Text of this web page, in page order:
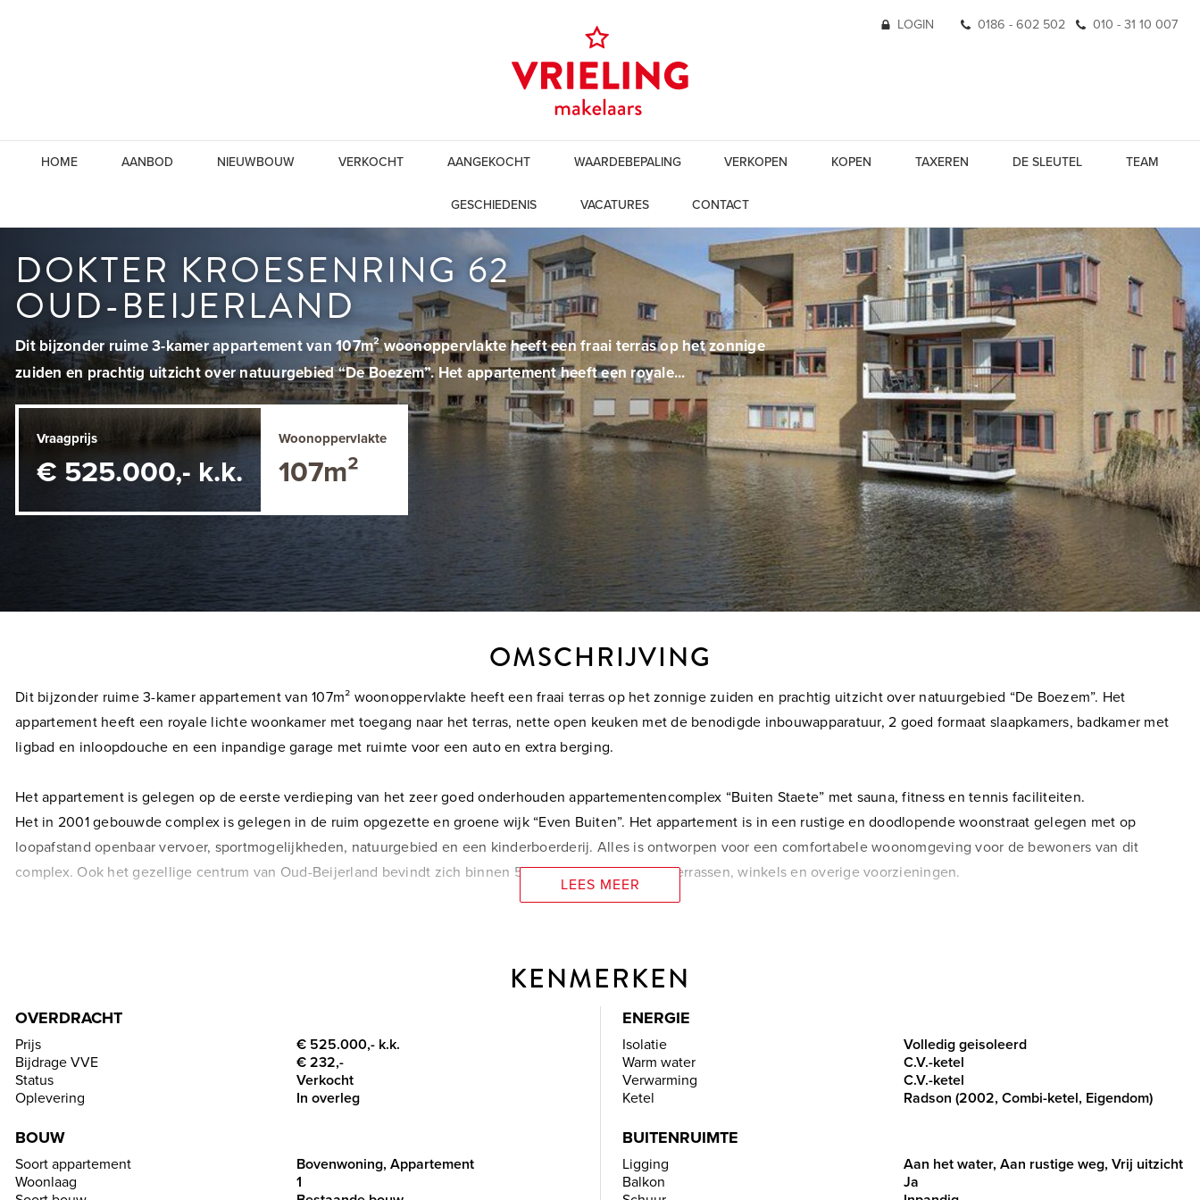
LOGIN 0186 - 602 502 010 - 31 10 007
HOME AANBOD NIEUWBOUW VERKOCHT AANGEKOCHT WAARDEBEPALING VERKOPEN KOPEN TAXEREN DE SLEUTEL TEAM
GESCHIEDENIS VACATURES CONTACT
DOKTER KROESENRING 62
OUD-BEIJERLAND
Dit bijzonder ruime 3-kamer appartement van 107m² woonoppervlakte heeft een fraai terras op het zonnige
zuiden en prachtig uitzicht over natuurgebied “De Boezem”. Het appartement heeft een royale...
Vraagprijs
€ 525.000,- k.k.
Woonoppervlakte
107m²
OMSCHRIJVING
Dit bijzonder ruime 3-kamer appartement van 107m² woonoppervlakte heeft een fraai terras op het zonnige zuiden en prachtig uitzicht over natuurgebied “De Boezem”. Het
appartement heeft een royale lichte woonkamer met toegang naar het terras, nette open keuken met de benodigde inbouwapparatuur, 2 goed formaat slaapkamers, badkamer met
ligbad en inloopdouche en een inpandige garage met ruimte voor een auto en extra berging.
Het appartement is gelegen op de eerste verdieping van het zeer goed onderhouden appartementencomplex “Buiten Staete” met sauna, fitness en tennis faciliteiten.
Het in 2001 gebouwde complex is gelegen in de ruim opgezette en groene wijk “Even Buiten”. Het appartement is in een rustige en doodlopende woonstraat gelegen met op
loopafstand openbaar vervoer, sportmogelijkheden, natuurgebied en een kinderboerderij. Alles is ontworpen voor een comfortabele woonomgeving voor de bewoners van dit
complex. Ook het gezellige centrum van Oud-Beijerland bevindt zich binnen 5 fietsminuten met haar terrassen, winkels en overige voorzieningen.
BEGANE GROND
Algemene entree met toegang tot de brievenbus en de lift of de royale trap naar het verrassend ruime appartement op de eerste woonlaag.
EERSTE VERDIEPING
bergruimte. In de hal vindt u ook de videofoon met zowel geluid als beeld.
LEES MEER
KENMERKEN
OVERDRACHT
Prijs
€ 525.000,- k.k.
Bijdrage VVE
€ 232,-
Status
Verkocht
Oplevering
In overleg
BOUW
Soort appartement
Bovenwoning, Appartement
Woonlaag
1
ENERGIE
Isolatie
Volledig geisoleerd
Warm water
C.V.-ketel
Verwarming
C.V.-ketel
Ketel
Radson (2002, Combi-ketel, Eigendom)
BUITENRUIMTE
Ligging
Aan het water, Aan rustige weg, Vrij uitzicht
Balkon
Ja